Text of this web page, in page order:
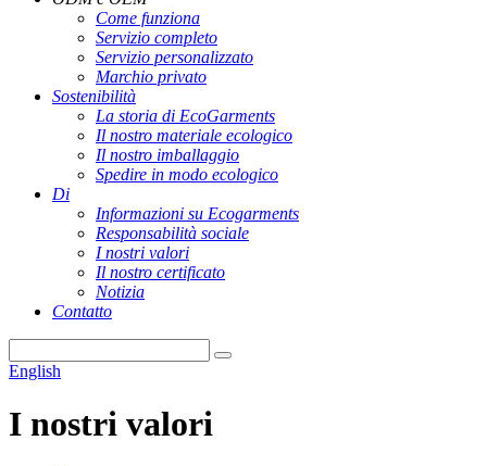
Come funziona
Servizio completo
Servizio personalizzato
Marchio privato
Sostenibilità
La storia di EcoGarments
Il nostro materiale ecologico
Il nostro imballaggio
Spedire in modo ecologico
Di
Informazioni su Ecogarments
Responsabilità sociale
I nostri valori
Il nostro certificato
Notizia
Contatto
English
I nostri valori